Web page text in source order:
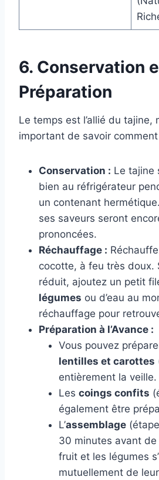
6. Conservation
Préparation
Le temps est l’allié du tajine,
important de savoir
Conservation : Le tajine
bien au réfrigérateur
un contenant
ses saveurs seront
prononcées.
Réchauffage :
cocotte, à feu très doux.
réduit, ajoutez un petit
légumes ou d’eau au
réchauffage pour
Préparation à l’Avance :
Vous pouvez
lentilles et carottes
entièrement la veille.
Les coings confits
également être
L’assemblage
30 minutes avant
fruit et les légumes
mutuellement de